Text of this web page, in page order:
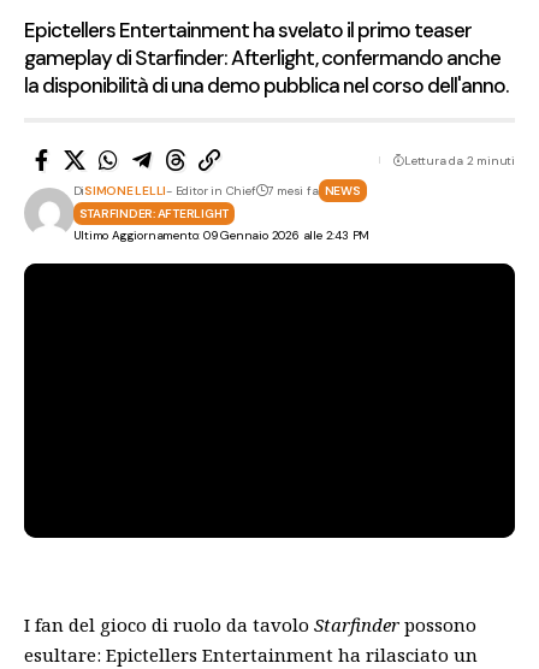
Epictellers Entertainment ha svelato il primo teaser
gameplay di Starfinder: Afterlight, confermando anche
la disponibilità di una demo pubblica nel corso dell'anno.
Ultimo Aggiornamento: 09 Gennaio 2026 alle 2:43 PM
DiSIMONE LELLI- Editor in Chief 7 mesi fa NEWS
STARFINDER: AFTERLIGHT
Lettura da 2 minuti
I fan del gioco di ruolo da tavolo Starfinder possono
esultare: Epictellers Entertainment ha rilasciato un